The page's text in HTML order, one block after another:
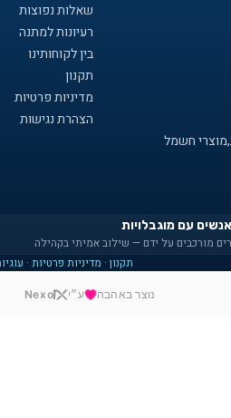
חשמל
שאלות נפוצות
רעיונות למתנה
בין לקוחותינו
תקנון
מדיניות פרטיות
הצהרת נגישות
עם מוגבלויות
מורכבים על ידם — שילוב אמיתי בקהילה
תקנון · מדיניות פרטיות ·
נוצר באהבה ע״י Nexo